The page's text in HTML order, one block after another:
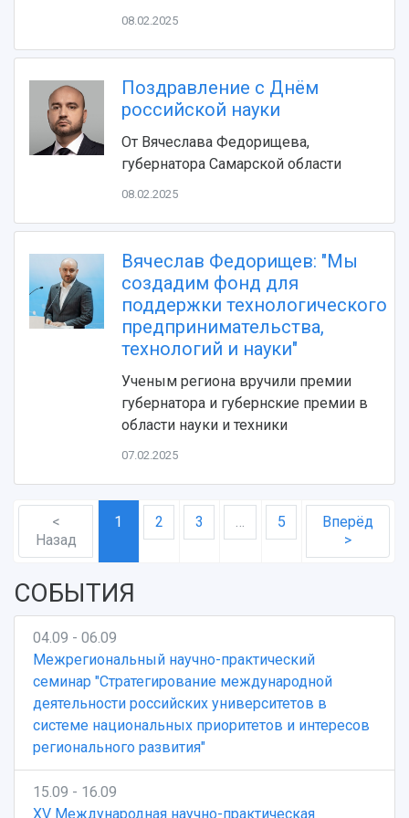
Устойчивое развитие
Кампус
3D-тур по университету
Музеи
Учебный аэродром
Центр истории авиационных двигателей
Ботанический сад
Умный дом бабочек
Международный межвузовский кампус
Сведения об образовательной организации
Официальные документы
Журналы Самарского университета
Научные конференции
Публикации и издания
Отчеты о проведенных конференциях
08.02.2025
Поздравление с Днём
российской науки
От Вячеслава Федорищева,
губернатора Самарской области
08.02.2025
Вячеслав Федорищев: "Мы
создадим фонд для
поддержки технологического
предпринимательства,
технологий и науки"
Ученым региона вручили премии
губернатора и губернские премии в
области науки и техники
07.02.2025
<
Назад
1 2 3 … 5
Вперёд
>
СОБЫТИЯ
04.09 - 06.09
Межрегиональный научно-практический
семинар "Стратегирование международной
деятельности российских университетов в
системе национальных приоритетов и интересов
регионального развития"
15.09 - 16.09
XV Международная научно-практическая